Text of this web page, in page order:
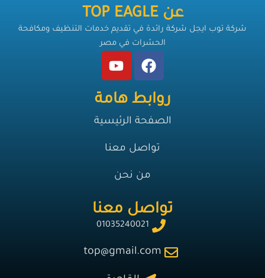
تواصل معنا
01035240021
top@gmail.com
روابط هامة
الصفحة الرئيسية
تواصل معنا
من نحن
عن TOP EAGLE
شركة توب ايجل شركة رائدة في تقديم خدمات التنظيف ومكافحة
الحشرات في مصر